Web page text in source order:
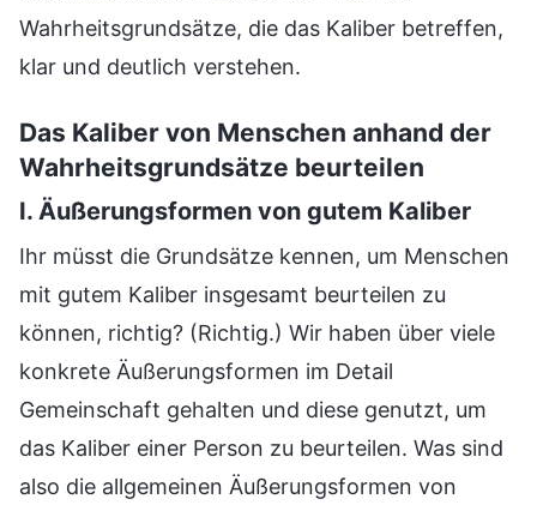
Wahrheitsgrundsätze, die das Kaliber betreffen,
klar und deutlich verstehen.
Das Kaliber von Menschen anhand der
Wahrheitsgrundsätze beurteilen
I. Äußerungsformen von gutem Kaliber
Ihr müsst die Grundsätze kennen, um Menschen
mit gutem Kaliber insgesamt beurteilen zu
können, richtig? (Richtig.) Wir haben über viele
konkrete Äußerungsformen im Detail
Gemeinschaft gehalten und diese genutzt, um
das Kaliber einer Person zu beurteilen. Was sind
also die allgemeinen Äußerungsformen von